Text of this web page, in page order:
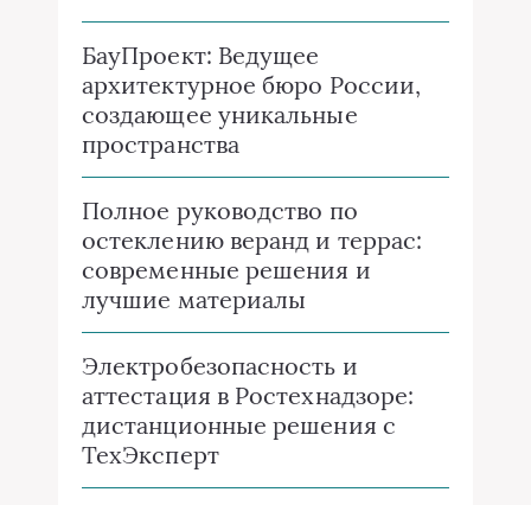
БауПроект: Ведущее
архитектурное бюро России,
создающее уникальные
пространства
Полное руководство по
остеклению веранд и террас:
современные решения и
лучшие материалы
Электробезопасность и
аттестация в Ростехнадзоре:
дистанционные решения с
ТехЭксперт